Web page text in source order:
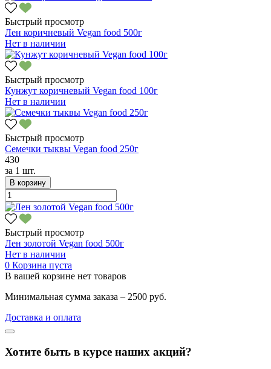
Быстрый просмотр
Лен коричневый Vegan food 500г
Нет в наличии
Быстрый просмотр
Кунжут коричневый Vegan food 100г
Нет в наличии
Быстрый просмотр
Семечки тыквы Vegan food 250г
430
за 1 шт.
В корзину
Быстрый просмотр
Лен золотой Vegan food 500г
Нет в наличии
0 Корзина пуста
В вашей корзине нет товаров
Минимальная сумма заказа – 2500 руб.
Доставка и оплата
Хотите быть в курсе наших акций?